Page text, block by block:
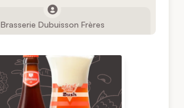
Brasserie Dubuisson Frères